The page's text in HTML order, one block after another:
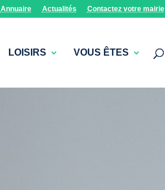
Annuaire Actualités Contactez votre mairie
LOISIRS VOUS ÊTES